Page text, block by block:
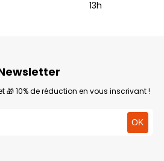
13h
🎁 10% de réduction en vous inscrivant !